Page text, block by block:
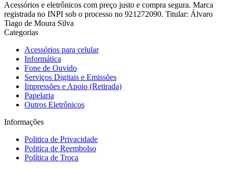
Acessórios e eletrônicos com preço justo e compra segura. Marca
registrada no INPI sob o processo no 921272090. Titular: Álvaro
Tiago de Moura Silva
Categorias
Acessórios para celular
Informática
Fone de Ouvido
Serviços Digitais e Emissões
Impressões e Apoio (Retirada)
Papelaria
Outros Eletrônicos
Informações
Politica de Privacidade
Politica de Reembolso
Política de Troca